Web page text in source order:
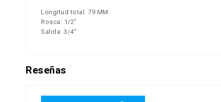
Longitud total: 79 MM.
Rosca: 1/2"
Salida: 3/4"
Reseñas